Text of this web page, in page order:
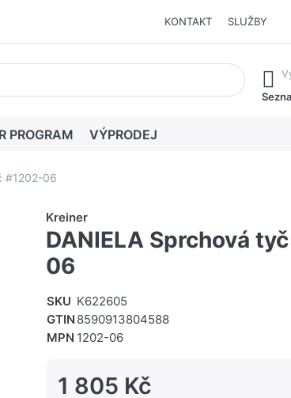
KONTAKT SLUŽBY
při zadávání. Stisknutím klávesy Enter
PROGRAM VÝPRODEJ
#1202-06
Kreiner
DANIELA Sprchová
06
SKU K622605
GTIN 8590913804588
MPN 1202-06
1 805 Kč